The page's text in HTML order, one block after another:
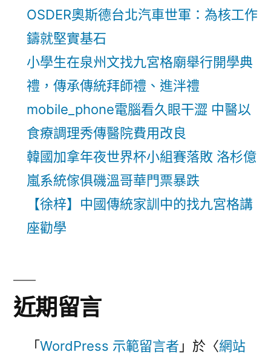
OSDER奧斯德台北汽車世軍：為核工作
鑄就堅實基石
小學生在泉州文找九宮格廟舉行開學典
禮，傳承傳統拜師禮、進泮禮
mobile_phone電腦看久眼干澀 中醫以
食療調理秀傳醫院費用改良
韓國加拿年夜世界杯小組賽落敗 洛杉億
嵐系統傢俱磯溫哥華門票暴跌
【徐梓】中國傳統家訓中的找九宮格講
座勸學
近期留言
「 WordPress 示範留言者 」於〈網站